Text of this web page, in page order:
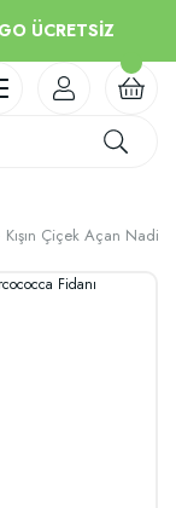
ÜCRETSİZ
Kışın Çiçek Açan Nadir